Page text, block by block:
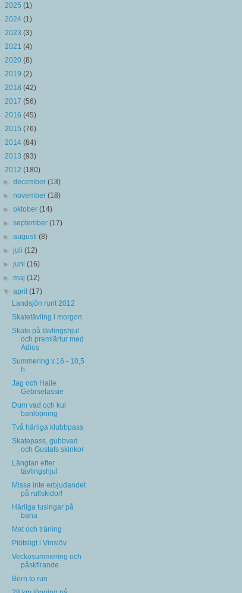
2025 (1)
2024 (1)
2023 (3)
2021 (4)
2020 (8)
2019 (2)
2018 (42)
2017 (56)
2016 (45)
2015 (76)
2014 (84)
2013 (93)
2012 (180)
►december(13)
►november(18)
►oktober(14)
►september(17)
►augusti(8)
►juli(12)
►juni(16)
►maj(12)
▼april(17)
Landsjön runt 2012
Skatetävling i morgon
Skate på tävlingshjul
och premiärtur med
Adios
Summering v.16 - 10,5
h
Jag och Haile
Gebrselassie
Dum vad och kul
banlöpning
Två härliga klubbpass
Skatepass, gubbvad
och Gustafs skinkor
Längtan efter
tävlingshjul
Missa inte erbjudandet
på rullskidor!
Härliga tusingar på
bana
Mat och träning
Plötsligt i Vinslöv
Veckosummering och
påskfirande
Born to run